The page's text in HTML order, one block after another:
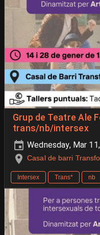
Grup de Teatre Ale
trans/nb/intersex
Wednesday, Mar
Casal de barri
Intersex Trans* nb